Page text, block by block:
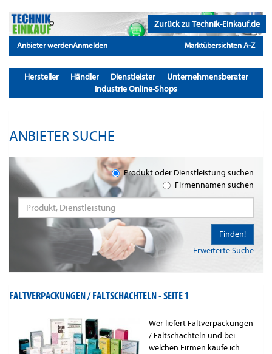
Zurück zu Technik-Einkauf.de
Anbieter werdenAnmelden Marktübersichten A-Z
Hersteller Händler Dienstleister
Unternehmensberater
Industrie Online-Shops
ANBIETER SUCHE
Produkt oder Dienstleistung suchen
Firmennamen suchen
Erweiterte Suche
Finden!
FALTVERPACKUNGEN / FALTSCHACHTELN -SEITE 1
Wer liefert Faltverpackungen
/ Faltschachteln und bei
welchen Firmen kaufe ich